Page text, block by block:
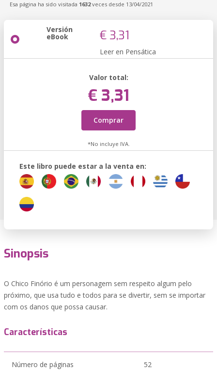
Esa página ha sido visitada 1632veces desde 13/04/2021
Versión
eBook € 3,31
Leer en Pensática
Valor total:
€ 3,31
Comprar
*No incluye IVA.
Este libro puede estar a la venta en:
Sinopsis
O Chico Finório é um personagem sem respeito algum pelo
próximo, que usa tudo e todos para se divertir, sem se importar
com os danos que possa causar.
Características
Número de páginas 52